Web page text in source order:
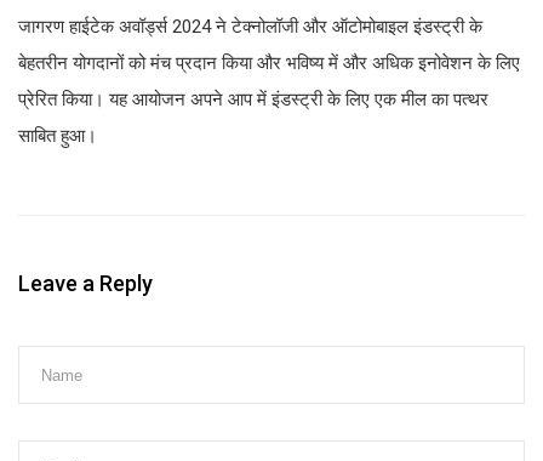
जागरण हाईटेक अवॉर्ड्स 2024 ने टेक्नोलॉजी और ऑटोमोबाइल इंडस्ट्री के
बेहतरीन योगदानों को मंच प्रदान किया और भविष्य में और अधिक इनोवेशन के लिए
प्रेरित किया। यह आयोजन अपने आप में इंडस्ट्री के लिए एक मील का पत्थर
साबित हुआ।
Leave a Reply